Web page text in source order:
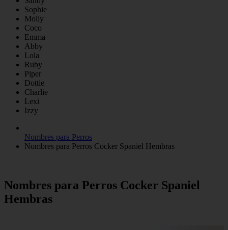
Sophie
Molly
Coco
Emma
Abby
Lola
Ruby
Piper
Dottie
Charlie
Lexi
Izzy
Nombres para Perros
Nombres para Perros Cocker Spaniel Hembras
Nombres para Perros Cocker Spaniel
Hembras